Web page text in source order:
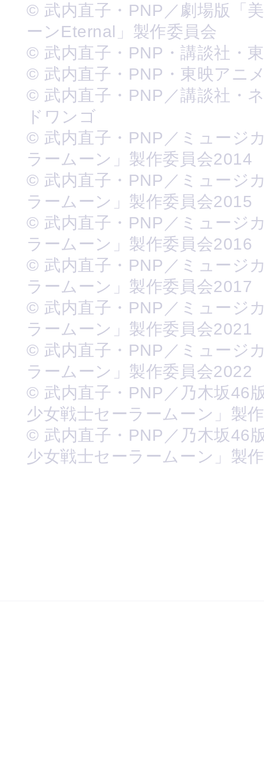
© 武内直子・PNP／劇場版「
ーンEternal」製作委員会
© 武内直子・PNP・講談社・
© 武内直子・PNP・東映アニ
© 武内直子・PNP／講談社・
ドワンゴ
© 武内直子・PNP／ミュージ
ラームーン」製作委員会2014
© 武内直子・PNP／ミュージ
ラームーン」製作委員会2015
© 武内直子・PNP／ミュージ
ラームーン」製作委員会2016
© 武内直子・PNP／ミュージ
ラームーン」製作委員会2017
© 武内直子・PNP／ミュージ
ラームーン」製作委員会2021
© 武内直子・PNP／ミュージ
ラームーン」製作委員会2022
© 武内直子・PNP／乃木坂46
少女戦士セーラームーン」製
© 武内直子・PNP／乃木坂46
少女戦士セーラームーン」製